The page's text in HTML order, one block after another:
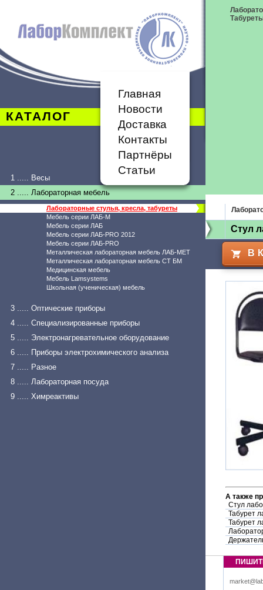
КАТАЛОГ
Главная
Новости
Доставка
Контакты
Партнёры
Статьи
1 ..... Весы
2 ..... Лабораторная мебель
Лабораторные стулья, кресла, табуреты
Мебель серии ЛАБ-М
Мебель серии ЛАБ
Мебель серии ЛАБ-PRO 2012
Мебель серии ЛАБ-PRO
Металлическая лабораторная мебель ЛАБ-МЕТ
Металлическая лабораторная мебель СТ БМ
Медицинская мебель
Мебель Lamsystems
Школьная (ученическая) мебель
3 ..... Оптические приборы
4 ..... Специализированные приборы
5 ..... Электронагревательное оборудование
6 ..... Приборы электрохимического анализа
7 ..... Разное
8 ..... Лабораторная посуда
9 ..... Химреактивы
Стул
В
А также
Стул
Табурет
Табурет